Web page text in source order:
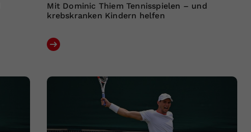
Mit Dominic Thiem Tennisspielen – und
krebskranken Kindern helfen